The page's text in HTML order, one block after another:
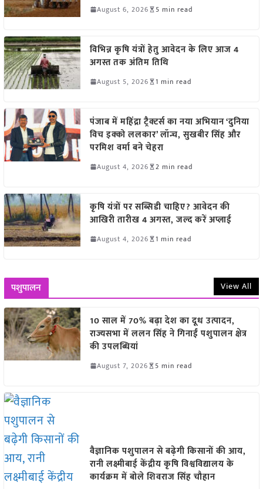
August 6, 2026 5 min read
विभिन्न कृषि यंत्रों हेतु आवेदन के लिए आज 4
अगस्त तक अंतिम तिथि
August 5, 2026 1 min read
पंजाब में महिंद्रा ट्रैक्टर्स का नया अभियान ‘दुनिया
विच इक्को ललकार’ लॉन्च, सुखबीर सिंह और
परमिश वर्मा बने चेहरा
August 4, 2026 2 min read
कृषि यंत्रों पर सब्सिडी चाहिए? आवेदन की
आखिरी तारीख 4 अगस्त, जल्द करें अप्लाई
August 4, 2026 1 min read
पशुपालन View All
10 साल में 70% बढ़ा देश का दूध उत्पादन,
राज्यसभा में ललन सिंह ने गिनाईं पशुपालन क्षेत्र
की उपलब्धियां
August 7, 2026 5 min read
वैज्ञानिक पशुपालन से बढ़ेगी किसानों की आय,
रानी लक्ष्मीबाई केंद्रीय कृषि विश्वविद्यालय के
कार्यक्रम में बोले शिवराज सिंह चौहान